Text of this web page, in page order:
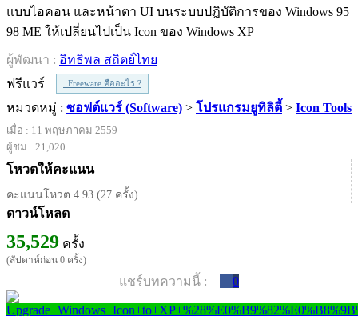
แบบไอคอน และหน้าตา UI บนระบบปฎิบัติการของ Windows 95
98 ME ให้เปลี่ยนไปเป็น Icon ของ Windows XP
ผู้พัฒนา : อิทธิพล สถิตย์ไทย
ฟรีแวร์
Freeware คืออะไร ?
หมวดหมู่ : ซอฟต์แวร์ (Software) > โปรแกรมยูทิลิตี้ > Icon Tools
เมื่อ : 11 พฤษภาคม 2559
ผู้ชม : 21,020
โหวตให้คะแนน
คะแนนโหวต 4.93 (27 ครั้ง)
ดาวน์โหลด
35,529 ครั้ง
(สัปดาห์ก่อน 0 ครั้ง)
แชร์บทความนี้ : 0